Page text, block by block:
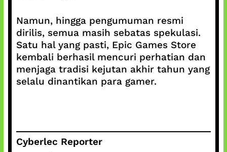
Namun, hingga pengumuman resmi
dirilis, semua masih sebatas spekulasi.
Satu hal yang pasti, Epic Games Store
kembali berhasil mencuri perhatian dan
menjaga tradisi kejutan akhir tahun yang
selalu dinantikan para gamer.
Cyberlec Reporter